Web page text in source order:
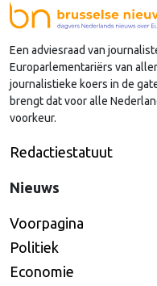
Nederlandse regio’s
lobby in Brussel, en
Continued
Een adviesraad van
Europarlementariërs van
journalistieke koers in de
brengt dat voor alle
voorkeur.
Redactiestatuut
Nieuws
Voorpagina
Politiek
Economie